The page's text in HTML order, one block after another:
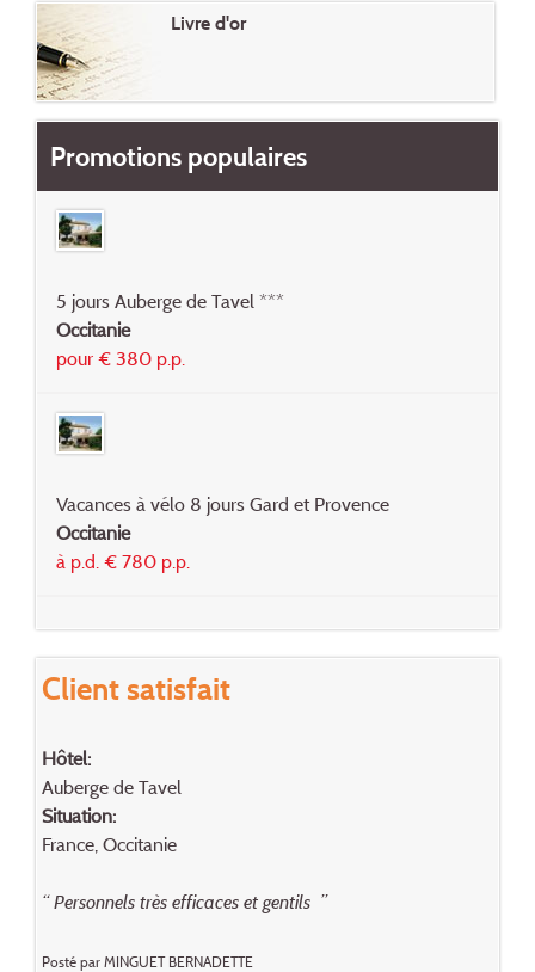
Livre d'or
Promotions populaires
5 jours Auberge de Tavel ***
Occitanie
pour € 380 p.p.
Vacances à vélo 8 jours Gard et Provence
Occitanie
à p.d. € 780 p.p.
Client satisfait
Hôtel:
Auberge de Tavel
Situation:
France, Occitanie
“ Personnels très efficaces et gentils ”
Posté par MINGUET BERNADETTE